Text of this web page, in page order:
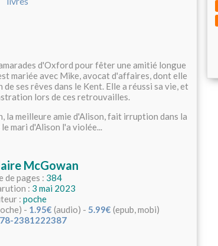
d'Oxford pour fêter une amitié longue
mariée avec Mike, avocat d'affaires, dont elle
ses rêves dans le Kent. Elle a réussi sa vie, et
lors de ces retrouvailles.
la meilleure amie d'Alison, fait irruption dans la
mari d'Alison l'a violée...
McGowan
de pages : 384
: 3 mai 2023
: poche
- 1.95€ (audio) - 5.99€ (epub, mobi)
2381222387